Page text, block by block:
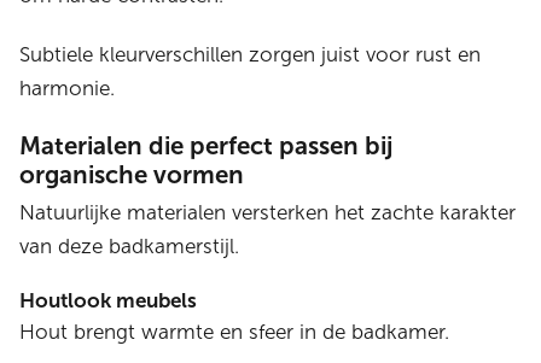
Subtiele kleurverschillen zorgen juist voor rust en
harmonie.
Materialen die perfect passen bij
organische vormen
Natuurlijke materialen versterken het zachte karakter
van deze badkamerstijl.
Houtlook meubels
Hout brengt warmte en sfeer in de badkamer.